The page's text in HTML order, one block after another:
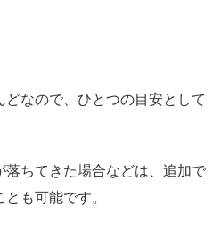
なので、ひとつの目安として
落ちてきた場合などは、追加で
も可能です。